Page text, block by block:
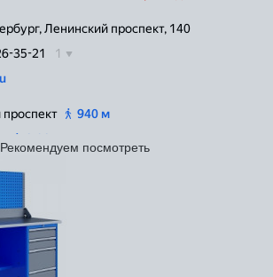
Рекомендуем посмотреть